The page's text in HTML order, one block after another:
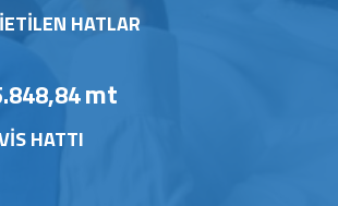
HATLAR
mt
HATTI